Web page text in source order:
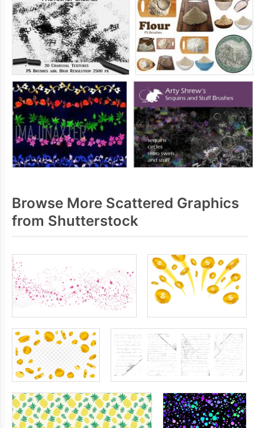
Browse More Scattered Graphics
from Shutterstock